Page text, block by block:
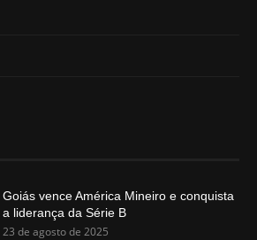
Goiás vence América Mineiro e conquista
a liderança da Série B
23 de agosto de 2025